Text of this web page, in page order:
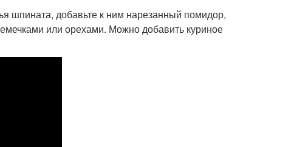
шпината, добавьте к ним нарезанный помидор,
или орехами. Можно добавить куриное